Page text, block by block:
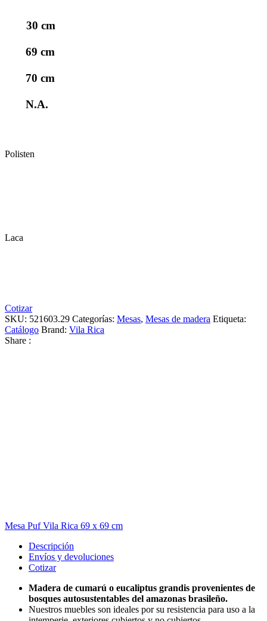
30 cm
69 cm
70 cm
N.A.
Polisten
Laca
Cotizar
SKU: 521603.29 Categorías: Mesas, Mesas de madera Etiqueta:
Catálogo Brand: Vila Rica
Share :
Mesa Puf Vila Rica 69 x 69 cm
Descripción
Envíos y devoluciones
Cotizar
Madera de cumarú o eucaliptus grandis provenientes de
bosques autosustentables del amazonas brasileño.
Nuestros muebles son ideales por su resistencia para uso a la